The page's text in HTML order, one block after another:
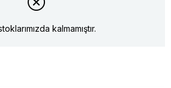
kalmamıştır.